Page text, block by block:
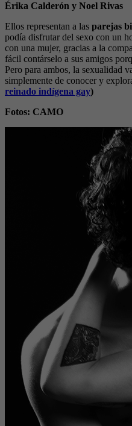
Érika Calderón y Noel Rivas
Ellos representan a las parejas
podía disfrutar del sexo con un
con una mujer, gracias a la
fácil contárselo a sus amigos
Pero para ambos, la sexualidad
simplemente de conocer y
reinado indígena gay)
Fotos: CAMO